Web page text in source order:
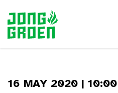
16 MAY 2020 | 10:00